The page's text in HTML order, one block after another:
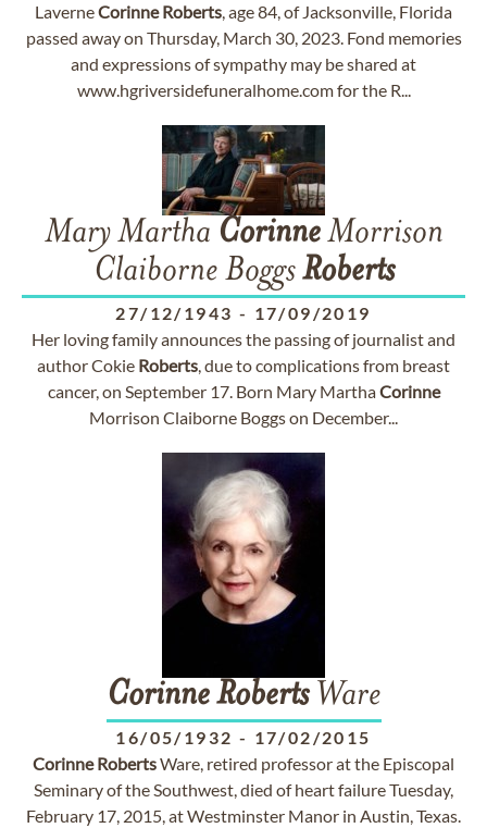
LaverneCorinne Roberts, age 84, of Jacksonville, Florida
passed away on Thursday, March 30, 2023. Fond memories
and expressions of sympathy may be shared at
www.hgriversidefuneralhome.com for the R...
Mary Martha CorinneMorrison
Claiborne BoggsRoberts
27/12/1943 - 17/09/2019
Her loving family announces the passing of journalist and
author Cokie Roberts, due to complications from breast
cancer, on September 17. Born Mary MarthaCorinne
Morrison Claiborne Boggs on December...
Corinne RobertsWare
16/05/1932 - 17/02/2015
Corinne RobertsWare, retired professor at the Episcopal
Seminary of the Southwest, died of heart failure Tuesday,
February 17, 2015, at Westminster Manor in Austin, Texas.